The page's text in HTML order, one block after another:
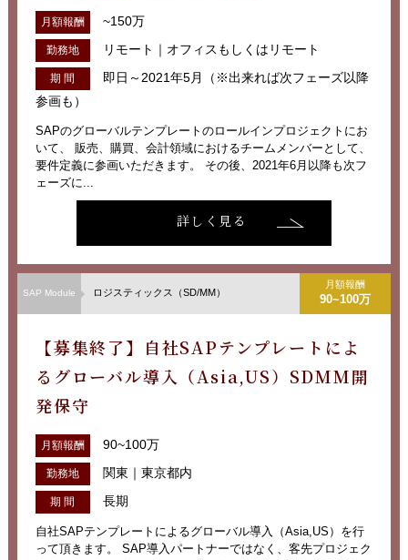
月額報酬 ~150万
勤務地 リモート｜オフィスもしくはリモート
期 間
即日～2021年5月（※出来れば次フェーズ以降
参画も）
SAPのグローバルテンプレートのロールインプロジェクトにお
いて、 販売、購買、会計領域におけるチームメンバーとして、
要件定義に参画いただきます。 その後、2021年6月以降も次フ
ェーズに...
詳しく見る
SAP Module ロジスティックス（SD/MM）
月額報酬
90~100万
【募集終了】自社SAPテンプレートによ
るグローバル導入（Asia,US）SDMM開
発保守
月額報酬 90~100万
勤務地 関東｜東京都内
期 間 長期
自社SAPテンプレートによるグローバル導入（Asia,US）を行
って頂きます。 SAP導入パートナーではなく、客先プロジェク